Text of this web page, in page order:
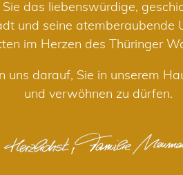
Sie das liebenswürdige,
und seine atemberaubende
im Herzen des Thüringer
uns darauf, Sie in unserem
und verwöhnen zu dürfen.